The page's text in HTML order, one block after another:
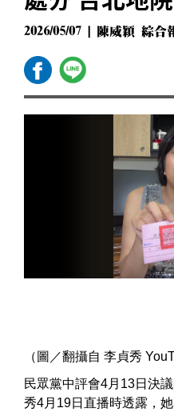
2026/05/07 | 陳威穎 綜合
（圖／翻攝自 李貞秀
民眾黨中評會4月13日決
秀4月19日直播時透露，